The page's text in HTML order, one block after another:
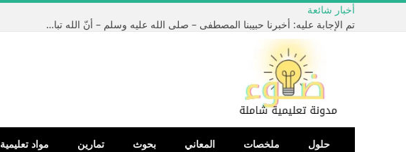
أخبار شائعة
تم الإجابة عليه: أخبرنا حبيبنا المصطفى – صلى الله عليه وسلم – أنّ الله تبارك وتعالى كتب كتاباً قبل أن يخلق السماوات والأرض بألفي عام * وهو عند العرش * وأنه أنزل منه آيتين فما هما ؟
حلول ملخصات المعاني بحوث تمارين مواد تعليمية